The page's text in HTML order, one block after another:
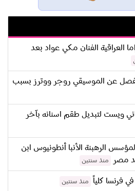
العراقية الفنان مكي عواد بعد
عن الموسيقي روجر ووترز بسبب
ويست لتبديل طقم اسنانه بآخر
الرهبنة الأنبا أنطونيوس ابن
مصر
منذ سنتين
فرنسا كلياً منذ سنتين